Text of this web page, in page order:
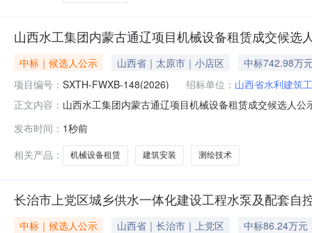
山西水工集团内蒙古通辽项目机械设备租赁成交候选
中标｜候选人公示 山西省｜太原市｜小店区
中标742.98万
项目编号： SXTH-FWXB-148(2026) 招标单位： 山西省水利建筑
正文内容： 山西水工集团内蒙古通辽项目机械设备租赁成交候选人
力建筑工程有限公司3个月，自合同生效之日起3日内进
发布时间： 1秒前
相关产品：
机械设备租赁 建筑安装 测绘技术
长治市上党区城乡供水一体化建设工程水泵及配套自
中标｜候选人公示 山西省｜长治市｜上党区
中标86.24万元